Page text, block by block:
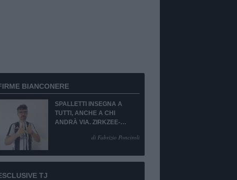
BIANCONERE
SPALLETTI INSEGNA A
TUTTI, ANCHE A CHI
ANDRÀ VIA. ZIRKZEE-
di Fabrizio Ponciroli
TJ